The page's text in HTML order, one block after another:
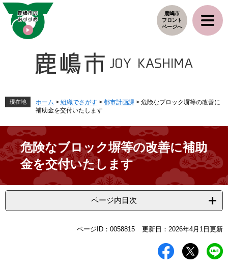
ペ
メ
鹿嶋市
フロント
ページへ
現在地 ホーム > 組織でさがす > 都市計画課 > 危険なブロック塀等の改善に
補助金を交付いたします
危険なブロック塀等の改善に補助
金を交付いたします
ページ内目次
ページID：0058815 更新日：2026年4月1日更新